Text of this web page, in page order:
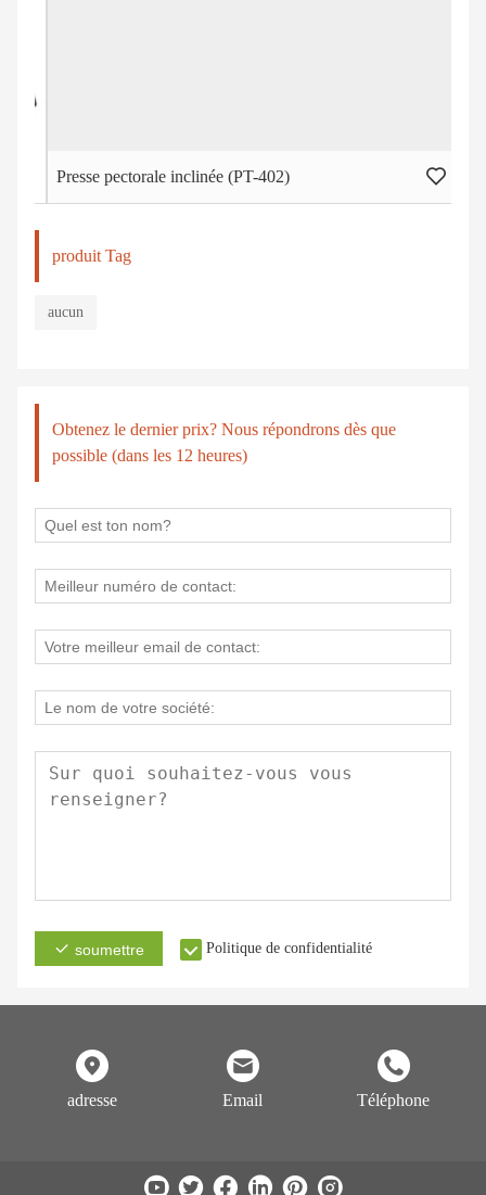
Presse pectorale inclinée (PT-402)
produit Tag
aucun
Obtenez le dernier prix? Nous répondrons dès que
possible (dans les 12 heures)
soumettre Politique de confidentialité
adresse Email Téléphone